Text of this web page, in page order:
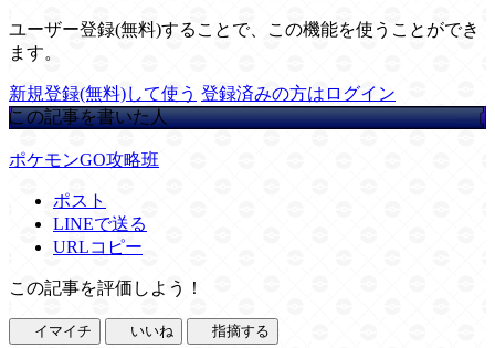
ユーザー登録(無料)することで、この機能を使うことができ
ます。
新規登録(無料)して使う 登録済みの方はログイン
この記事を書いた人
ポケモンGO攻略班
ポスト
LINEで送る
URLコピー
この記事を評価しよう！
イマイチ いいね 指摘する